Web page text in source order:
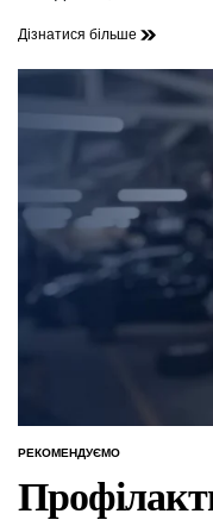
Дізнатися більше
ОПУБЛІКУВАТИ
РЕКОМЕНДУЄМО